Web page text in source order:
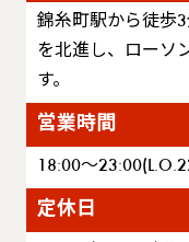
錦糸町駅から徒歩
を北進し、ローソ
す。
営業時間
18:00〜
定休日